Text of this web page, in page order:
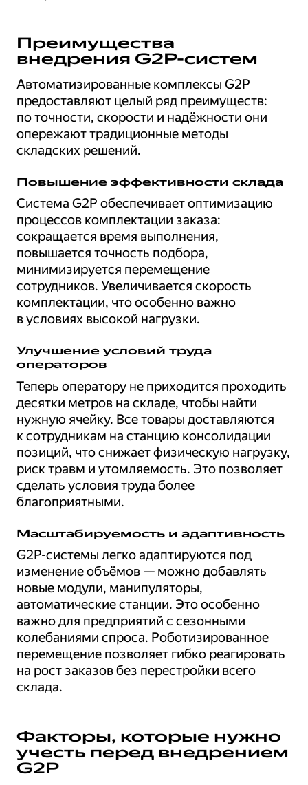
Преимущества
внедрения G2P-систем
Автоматизированные комплексы G2P
предоставляют целый ряд преимуществ:
по точности, скорости и надёжности они
опережают традиционные методы
складских решений.
Повышение эффективности склада
Система G2P обеспечивает оптимизацию
процессов комплектации заказа:
сокращается время выполнения,
повышается точность подбора,
минимизируется перемещение
сотрудников. Увеличивается скорость
комплектации, что особенно важно
в условиях высокой нагрузки.
Улучшение условий труда
операторов
Теперь оператору не приходится проходить
десятки метров на складе, чтобы найти
нужную ячейку. Все товары доставляются
к сотрудникам на станцию консолидации
позиций, что снижает физическую нагрузку,
риск травм и утомляемость. Это позволяет
сделать условия труда более
благоприятными.
Масштабируемость и адаптивность
G2P-системы легко адаптируются под
изменение объёмов — можно добавлять
новые модули, манипуляторы,
автоматические станции. Это особенно
важно для предприятий с сезонными
колебаниями спроса. Роботизированное
перемещение позволяет гибко реагировать
на рост заказов без перестройки всего
склада.
Факторы, которые нужно
учесть перед внедрением
G2P